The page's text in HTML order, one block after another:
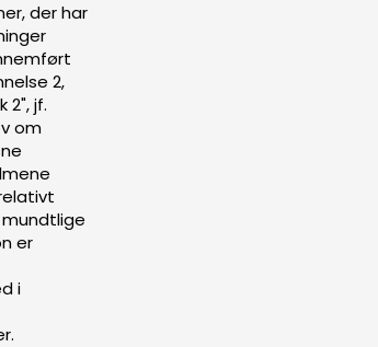
der har
2,
2", jf.
om
er
i